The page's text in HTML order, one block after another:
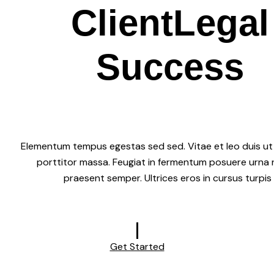
ClientLegal
Success
Elementum tempus egestas sed sed. Vitae et leo duis
porttitor massa. Feugiat in fermentum posuere urna
praesent semper. Ultrices eros in cursus turpis
Get Started